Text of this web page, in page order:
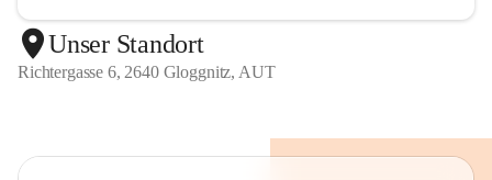
+1
Unser Standort
Richtergasse 6, 2640 Gloggnitz, AUT